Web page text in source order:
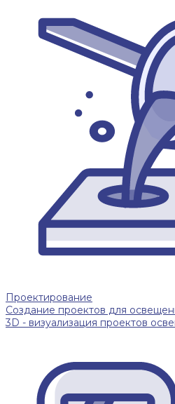
Проектирование
Создание проектов для
3D - визуализация проектов